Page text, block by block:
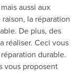
aussi aux
la réparation
De plus, des
réaliser. Ceci vous
durable.
vous proposent